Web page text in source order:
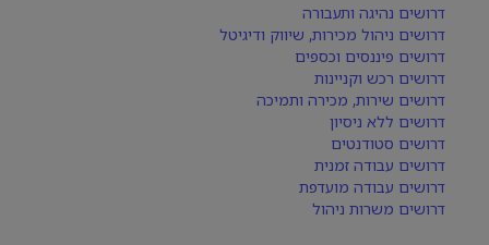
דרושים נהיגה ותעבורה
דרושים ניהול מכירות, שיווק ודיגיטל
דרושים פיננסים וכספים
דרושים רכש וקניינות
דרושים שירות, מכירה ותמיכה
דרושים ללא ניסיון
דרושים סטודנטים
דרושים עבודה זמנית
דרושים עבודה מועדפת
דרושים משרות ניהול